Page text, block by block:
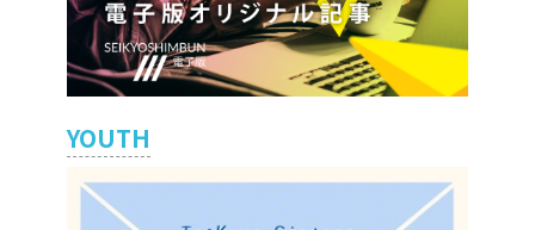
YOUTH